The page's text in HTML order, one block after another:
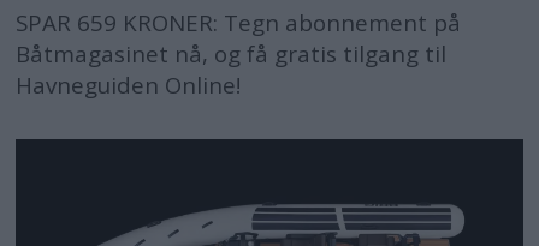
SPAR 659 KRONER: Tegn abonnement på
Båtmagasinet nå, og få gratis tilgang til
Havneguiden Online!